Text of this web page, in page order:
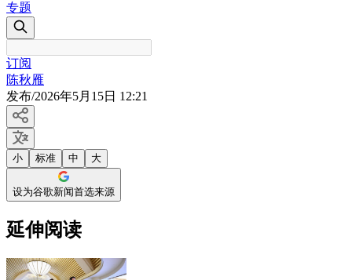
专题
订阅
陈秋雁
发布/2026年5月15日 12:21
小 标准 中 大
设为谷歌新闻首选来源
延伸阅读